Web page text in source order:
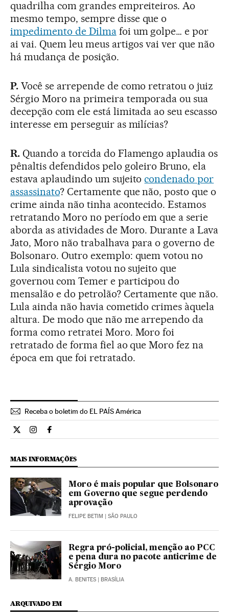
quadrilha com grandes empreiteiros. Ao
mesmo tempo, sempre disse que o
impedimento de Dilmafoi um golpe… e por
ai vai. Quem leu meus artigos vai ver que não
há mudança de posição.
P.Você se arrepende de como retratou o juiz
Sérgio Moro na primeira temporada ou sua
decepção com ele está limitada ao seu escasso
interesse em perseguir as milícias?
R.Quando a torcida do Flamengo aplaudia os
pênaltis defendidos pelo goleiro Bruno, ela
estava aplaudindo um sujeitocondenado por
assassinato? Certamente que não, posto que o
crime ainda não tinha acontecido. Estamos
retratando Moro no período em que a serie
aborda as atividades de Moro. Durante a Lava
Jato, Moro não trabalhava para o governo de
Bolsonaro. Outro exemplo: quem votou no
Lula sindicalista votou no sujeito que
governou com Temer e participou do
mensalão e do petrolão? Certamente que não.
Lula ainda não havia cometido crimes àquela
altura. De modo que não me arrependo da
forma como retratei Moro. Moro foi
retratado de forma fiel ao que Moro fez na
época em que foi retratado.
Receba o boletim do EL PAÍS América
Cultura El País Brasil en Twitter
Cultura El País Brasil en Instagram
Cultura El País Brasil en Facebook
MAIS INFORMAÇÕES
Moro é mais popular que Bolsonaro
em Governo que segue perdendo
aprovação
FELIPE BETIM | SÃO PAULO
Regra pró-policial, menção ao PCC
e pena dura no pacote anticrime de
Sérgio Moro
A. BENITES | BRASÍLIA
ARQUIVADO EM